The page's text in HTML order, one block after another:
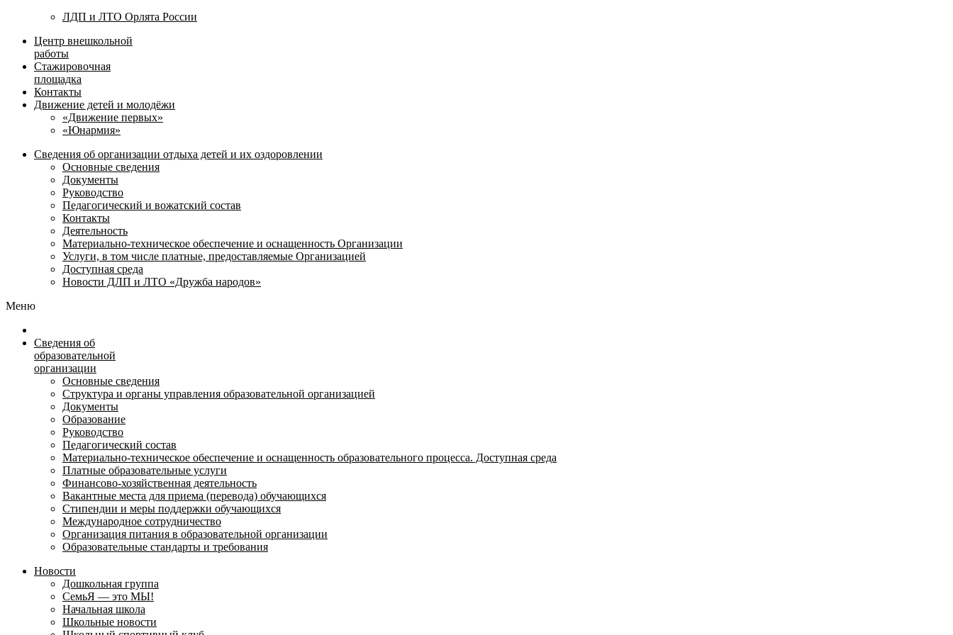
ЛДП и ЛТО Орлята России
Центр внешкольной
работы
Стажировочная
площадка
Контакты
Движение детей и молодёжи
«Движение первых»
«Юнармия»
Сведения об организации отдыха детей и их оздоровлении
Основные сведения
Документы
Руководство
Педагогический и вожатский состав
Контакты
Деятельность
Материально-техническое обеспечение и оснащенность Организации
Услуги, в том числе платные, предоставляемые Организацией
Доступная среда
Новости ДЛП и ЛТО «Дружба народов»
Меню
Сведения об
образовательной
организации
Основные сведения
Структура и органы управления образовательной организацией
Документы
Образование
Руководство
Педагогический состав
Материально-техническое обеспечение и оснащенность образовательного процесса. Доступная среда
Платные образовательные услуги
Финансово-хозяйственная деятельность
Вакантные места для приема (перевода) обучающихся
Стипендии и меры поддержки обучающихся
Международное сотрудничество
Организация питания в образовательной организации
Образовательные стандарты и требования
Новости
Дошкольная группа
СемьЯ — это МЫ!
Начальная школа
Школьные новости